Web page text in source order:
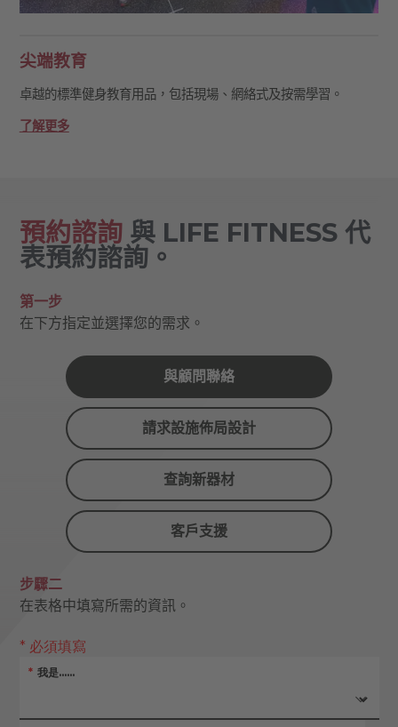
尖端教育
卓越的標準健身教育用品，包括現場、網絡式及按需學習。
了解更多
預約諮詢與 LIFE FITNESS 代
表預約諮詢。
第一步
在下方指定並選擇您的需求。
與顧問聯絡
請求設施佈局設計
查詢新器材
客戶支援
步驟二
在表格中填寫所需的資訊。